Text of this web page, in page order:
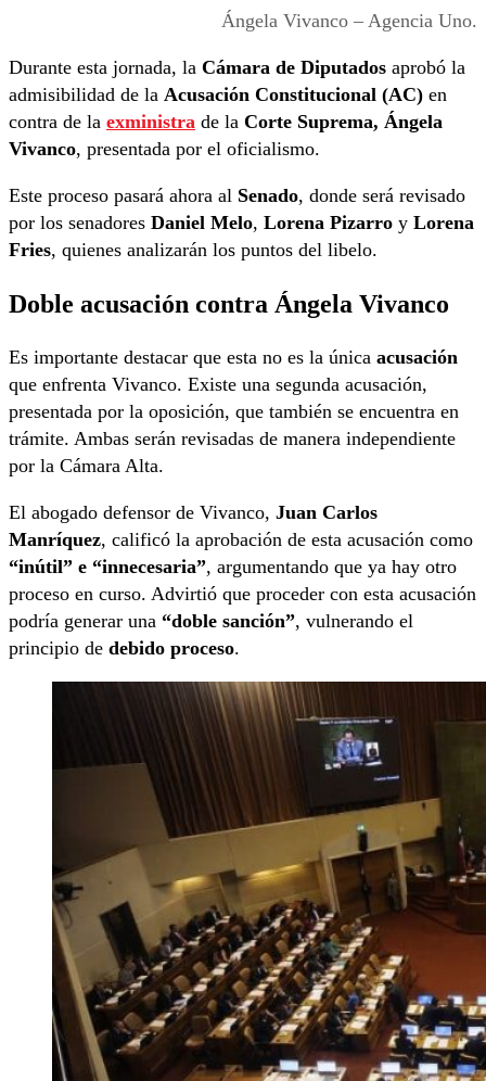
Ángela Vivanco – Agencia Uno.
Durante esta jornada, la Cámara de Diputados aprobó la
admisibilidad de la Acusación Constitucional (AC) en
contra de la exministra de la Corte Suprema, Ángela
Vivanco, presentada por el oficialismo.
Este proceso pasará ahora al Senado, donde será revisado
por los senadores Daniel Melo, Lorena Pizarro y Lorena
Fries, quienes analizarán los puntos del libelo.
Doble acusación contra Ángela Vivanco
Es importante destacar que esta no es la única acusación
que enfrenta Vivanco. Existe una segunda acusación,
presentada por la oposición, que también se encuentra en
trámite. Ambas serán revisadas de manera independiente
por la Cámara Alta.
El abogado defensor de Vivanco, Juan Carlos
Manríquez, calificó la aprobación de esta acusación como
“inútil” e “innecesaria”, argumentando que ya hay otro
proceso en curso. Advirtió que proceder con esta acusación
podría generar una “doble sanción”, vulnerando el
principio de debido proceso.